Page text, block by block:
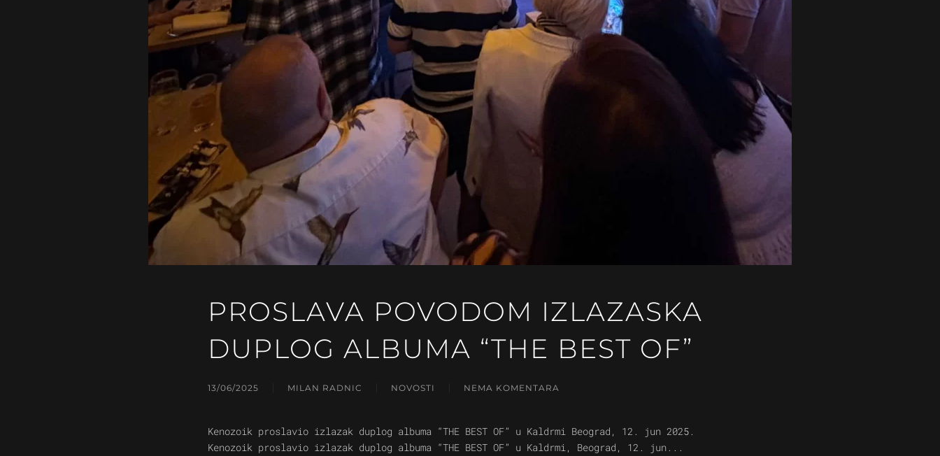
PROSLAVA POVODOM IZLAZASKA
DUPLOG ALBUMA “THE BEST OF”
13/06/2025 MILAN RADNIC NOVOSTI NEMA KOMENTARA
NA
IZLAZASKA
DUPLOG
Kenozoik proslavio izlazak duplog albuma “THE BEST OF” u Kaldrmi Beograd, 12. jun 2025.
Kenozoik proslavio izlazak duplog albuma “THE BEST OF” u Kaldrmi, Beograd, 12. jun...